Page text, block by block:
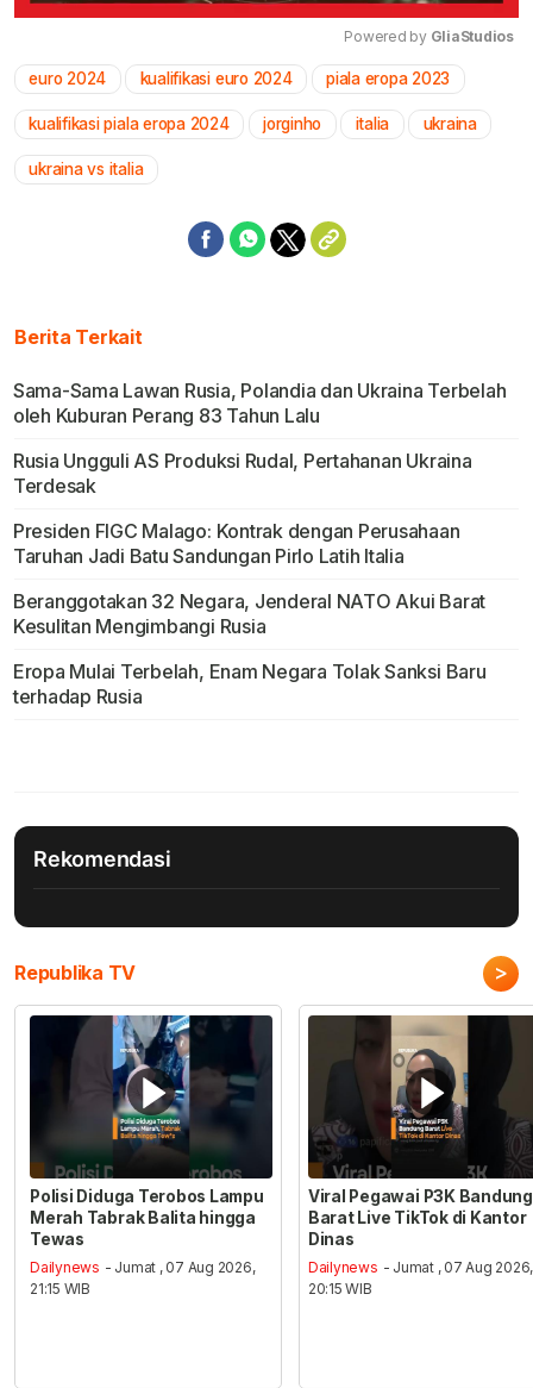
Mute
Powered by GliaStudios
euro 2024 kualifikasi euro 2024 piala eropa 2023
kualifikasi piala eropa 2024 jorginho italia ukraina
ukraina vs italia
Berita Terkait
Sama-Sama Lawan Rusia, Polandia dan Ukraina Terbelah
oleh Kuburan Perang 83 Tahun Lalu
Rusia Ungguli AS Produksi Rudal, Pertahanan Ukraina
Terdesak
Presiden FIGC Malago: Kontrak dengan Perusahaan
Taruhan Jadi Batu Sandungan Pirlo Latih Italia
Beranggotakan 32 Negara, Jenderal NATO Akui Barat
Kesulitan Mengimbangi Rusia
Eropa Mulai Terbelah, Enam Negara Tolak Sanksi Baru
terhadap Rusia
Rekomendasi
Republika TV >
Polisi Diduga Terobos Lampu
Merah Tabrak Balita hingga
Tewas
Dailynews - Jumat , 07 Aug 2026,
21:15 WIB
Viral Pegawai P3K Bandung
Barat Live TikTok di Kantor
Dinas
Dailynews - Jumat , 07 Aug 2026,
20:15 WIB